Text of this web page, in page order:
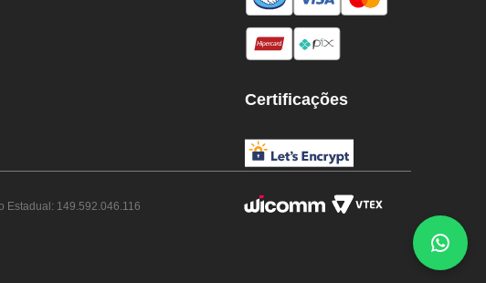
Certificações
Estadual: 149.592.046.116